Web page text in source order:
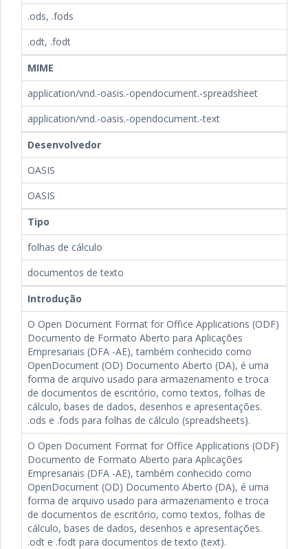
.ods, .fods
.odt, .fodt
MIME
application/vnd.-oasis.-opendocument.-spreadsheet
application/vnd.-oasis.-opendocument.-text
Desenvolvedor
OASIS
OASIS
Tipo
folhas de cálculo
documentos de texto
Introdução
O Open Document Format for Office Applications (ODF)
Documento de Formato Aberto para Aplicações
Empresariais (DFA -AE), também conhecido como
OpenDocument (OD) Documento Aberto (DA), é uma
forma de arquivo usado para armazenamento e troca
de documentos de escritório, como textos, folhas de
cálculo, bases de dados, desenhos e apresentações.
.ods e .fods para folhas de cálculo (spreadsheets).
O Open Document Format for Office Applications (ODF)
Documento de Formato Aberto para Aplicações
Empresariais (DFA -AE), também conhecido como
OpenDocument (OD) Documento Aberto (DA), é uma
forma de arquivo usado para armazenamento e troca
de documentos de escritório, como textos, folhas de
cálculo, bases de dados, desenhos e apresentações.
.odt e .fodt para documentos de texto (text).